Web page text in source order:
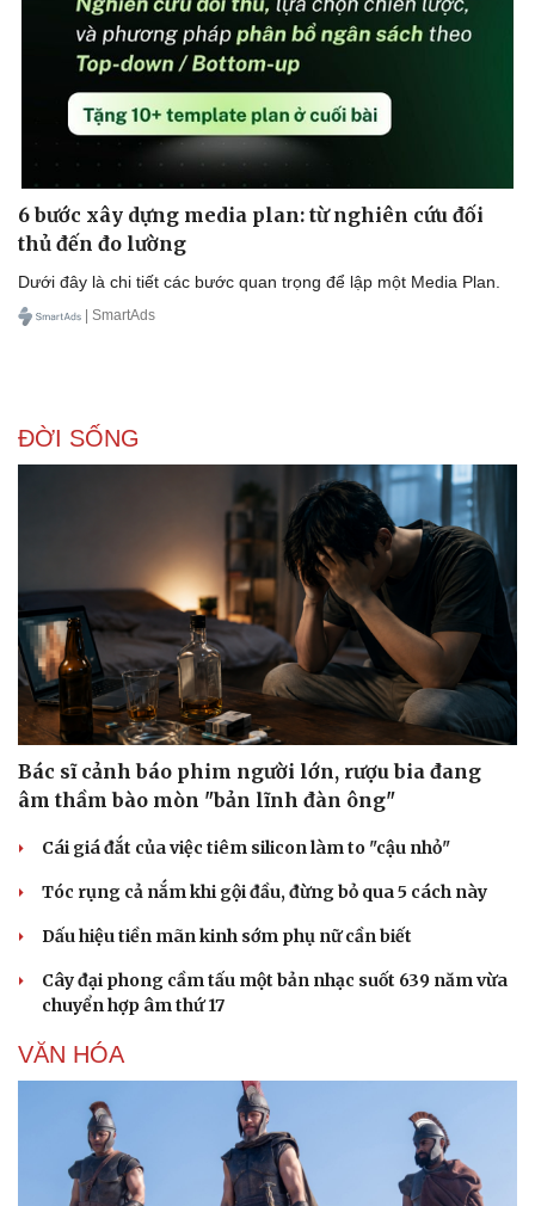
Sức khỏe
Đời sống
6 bước xây dựng media plan: từ nghiên cứu đối
thủ đến đo lường
Dưới đây là chi tiết các bước quan trọng để lập một Media Plan.
| SmartAds
ĐỜI SỐNG
Bác sĩ cảnh báo phim người lớn, rượu bia đang
âm thầm bào mòn "bản lĩnh đàn ông"
Cái giá đắt của việc tiêm silicon làm to "cậu nhỏ"
Tóc rụng cả nắm khi gội đầu, đừng bỏ qua 5 cách này
Dấu hiệu tiền mãn kinh sớm phụ nữ cần biết
Cây đại phong cầm tấu một bản nhạc suốt 639 năm vừa
chuyển hợp âm thứ 17
VĂN HÓA